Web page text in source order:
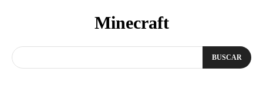
Minecraft
BUSCAR